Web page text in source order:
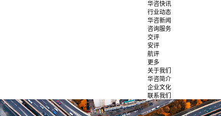
华咨快讯
行业动态
华咨新闻
咨询服务
交评
安评
航评
更多
关于我们
华咨简介
企业文化
联系我们